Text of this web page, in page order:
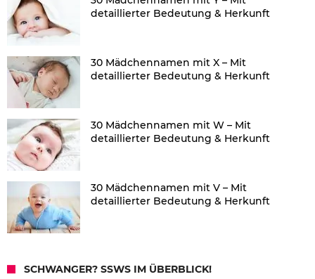
detaillierter Bedeutung & Herkunft
30 Mädchennamen mit X – Mit
detaillierter Bedeutung & Herkunft
30 Mädchennamen mit W – Mit
detaillierter Bedeutung & Herkunft
30 Mädchennamen mit V – Mit
detaillierter Bedeutung & Herkunft
SCHWANGER? SSWS IM ÜBERBLICK!